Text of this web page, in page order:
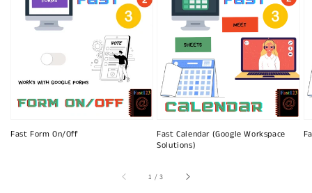
Fast Form On/Off
Fast Calendar (Google Workspace
Solutions)
1 /sur
3